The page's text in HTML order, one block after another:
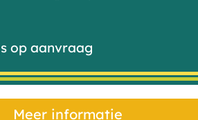
op aanvraag
Meer informatie